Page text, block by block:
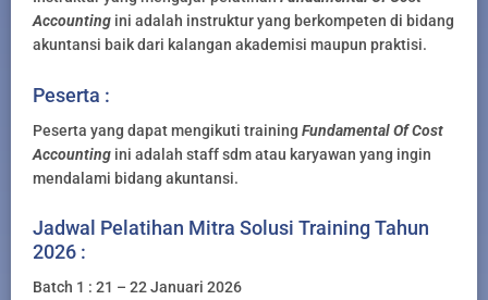
Accounting ini adalah instruktur yang berkompeten di bidang
akuntansi baik dari kalangan akademisi maupun praktisi.
Peserta :
Peserta yang dapat mengikuti training Fundamental Of Cost
Accounting ini adalah staff sdm atau karyawan yang ingin
mendalami bidang akuntansi.
Jadwal Pelatihan Mitra Solusi Training Tahun
2026 :
Batch 1 : 21 – 22 Januari 2026